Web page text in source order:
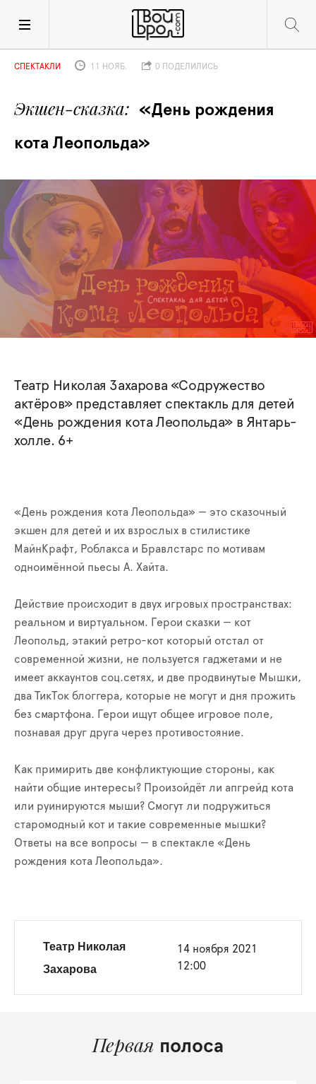
Экшен-сказка
«День рождения
кота Леопольда»
СПЕКТАКЛИ 11 НОЯБ. 0 ПОДЕЛИЛИСЬ
Театр Николая Захарова «Содружество
актёров» представляет спектакль для детей
«День рождения кота Леопольда» в Янтарь-
холле. 6+
«День рождения кота Леопольда» — это сказочный
экшен для детей и их взрослых в стилистике
МайнКрафт, Роблакса и Бравлстарс по мотивам
одноимённой пьесы А. Хайта.
Действие происходит в двух игровых пространствах:
реальном и виртуальном. Герои сказки — кот
Леопольд, этакий ретро-кот который отстал от
современной жизни, не пользуется гаджетами и не
имеет аккаунтов соц.сетях, и две продвинутые Мышки,
два ТикТок блоггера, которые не могут и дня прожить
без смартфона. Герои ищут общее игровое поле,
познавая друг друга через противостояние.
Как примирить две конфликтующие стороны, как
найти общие интересы? Произойдёт ли апгрейд кота
или руинируются мыши? Смогут ли подружиться
старомодный кот и такие современные мышки?
Ответы на все вопросы — в спектакле «День
рождения кота Леопольда».
Театр Николая
Захарова
14 ноября 2021
12:00
Первая полоса